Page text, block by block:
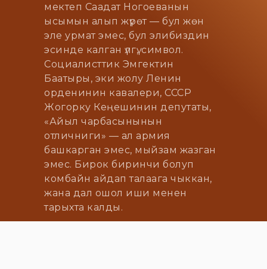
мектеп Саадат Ногоеванын
ысымын алып жүрөт — бул жөн
эле урмат эмес, бул элибиздин
эсинде калган үлгү, символ.
Социалисттик Эмгектин
Баатыры, эки жолу Ленин
орденинин кавалери, СССР
Жогорку Кеңешинин депутаты,
«Айыл чарбасынынын
отличниги» — ал армия
башкарган эмес, мыйзам жазган
эмес. Бирок биринчи болуп
комбайн айдап талаага чыккан,
жана дал ошол иши менен
тарыхта калды.